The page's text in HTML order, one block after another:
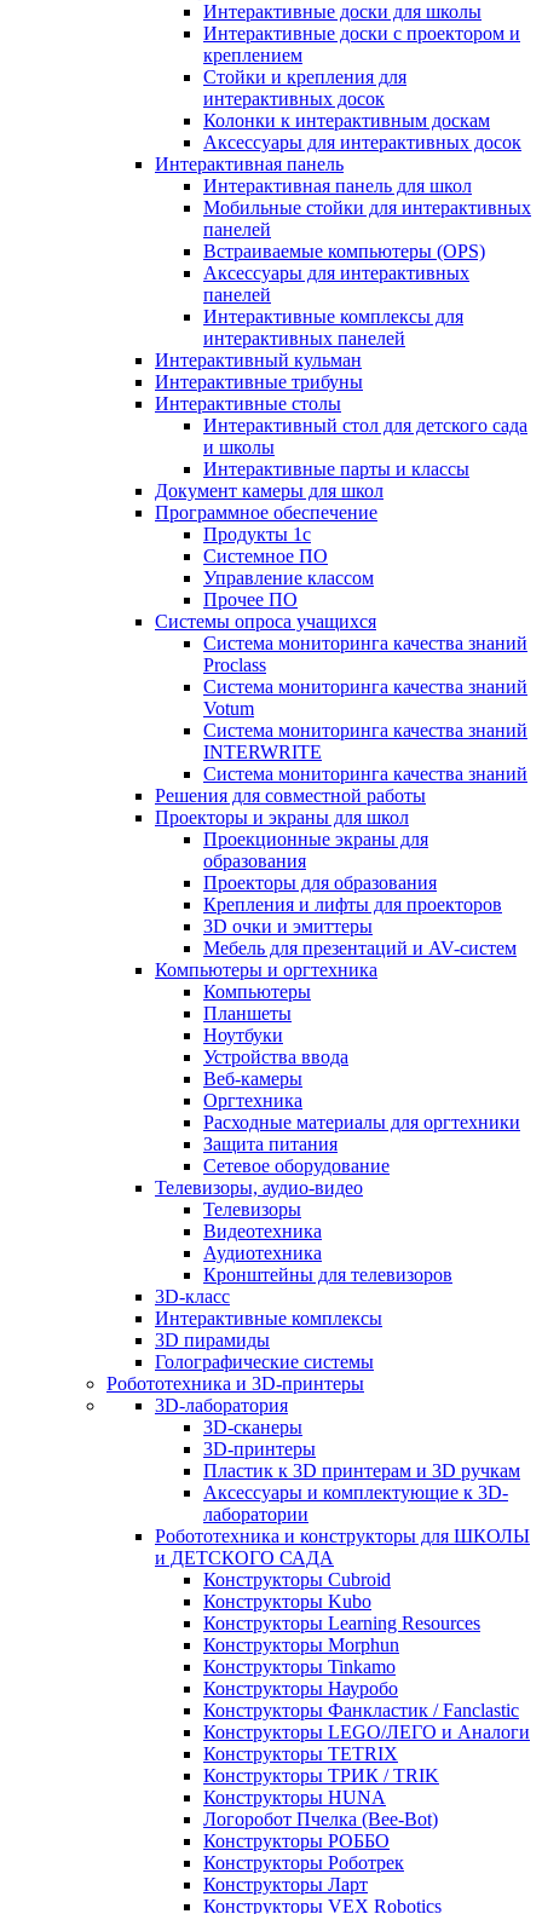
Интерактивные доски для школы
Интерактивные доски с проектором и
креплением
Стойки и крепления для
интерактивных досок
Колонки к интерактивным доскам
Аксессуары для интерактивных досок
Интерактивная панель
Интерактивная панель для школ
Мобильные стойки для интерактивных
панелей
Встраиваемые компьютеры (OPS)
Аксессуары для интерактивных
панелей
Интерактивные комплексы для
интерактивных панелей
Интерактивный кульман
Интерактивные трибуны
Интерактивные столы
Интерактивный стол для детского сада
и школы
Интерактивные парты и классы
Документ камеры для школ
Программное обеспечение
Продукты 1с
Системное ПО
Управление классом
Прочее ПО
Системы опроса учащихся
Система мониторинга качества знаний
Proclass
Система мониторинга качества знаний
Votum
Система мониторинга качества знаний
INTERWRITE
Система мониторинга качества знаний
Решения для совместной работы
Проекторы и экраны для школ
Проекционные экраны для
образования
Проекторы для образования
Крепления и лифты для проекторов
3D очки и эмиттеры
Мебель для презентаций и AV-систем
Компьютеры и оргтехника
Компьютеры
Планшеты
Ноутбуки
Устройства ввода
Веб-камеры
Оргтехника
Расходные материалы для оргтехники
Защита питания
Сетевое оборудование
Телевизоры, аудио-видео
Телевизоры
Видеотехника
Аудиотехника
Кронштейны для телевизоров
3D-класс
Интерактивные комплексы
3D пирамиды
Голографические системы
Робототехника и 3D-принтеры
3D-лаборатория
3D-сканеры
3D-принтеры
Пластик к 3D принтерам и 3D ручкам
Аксессуары и комплектующие к 3D-
лаборатории
Робототехника и конструкторы для ШКОЛЫ
и ДЕТСКОГО САДА
Конструкторы Cubroid
Конструкторы Kubo
Конструкторы Learning Resources
Конструкторы Morphun
Конструкторы Tinkamo
Конструкторы Науробо
Конструкторы Фанкластик / Fanclastic
Конструкторы LEGO/ЛЕГО и Аналоги
Конструкторы TETRIX
Конструкторы ТРИК / TRIK
Конструкторы HUNA
Логоробот Пчелка (Bee-Bot)
Конструкторы РОББО
Конструкторы Роботрек
Конструкторы Ларт
Конструкторы VEX Robotics